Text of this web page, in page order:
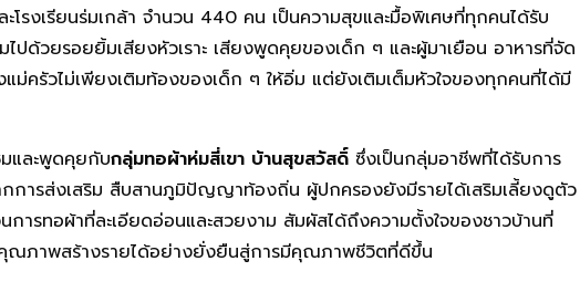
โรงเรียนร่มเกล้า จำนวน 440 คน เป็นความสุขและมื้อพิเศษที่ทุกคนได้รับ
ไปด้วยรอยยิ้มเสียงหัวเราะ เสียงพูดคุยของเด็ก ๆ และผู้มาเยือน อาหารที่จัด
ครัวไม่เพียงเติมท้องของเด็ก ๆ ให้อิ่ม แต่ยังเติมเต็มหัวใจของทุกคนที่ได้มี
และพูดคุยกับกลุ่มทอผ้าห่มสี่เขา บ้านสุขสวัสดิ์ ซึ่งเป็นกลุ่มอาชีพที่ได้รับการ
การส่งเสริม สืบสานภูมิปัญญาท้องถิ่น ผู้ปกครองยังมีรายได้เสริมเลี้ยงดูตัว
การทอผ้าที่ละเอียดอ่อนและสวยงาม สัมผัสได้ถึงความตั้งใจของชาวบ้านที่
ภาพสร้างรายได้อย่างยั่งยืนสู่การมีคุณภาพชีวิตที่ดีขึ้น